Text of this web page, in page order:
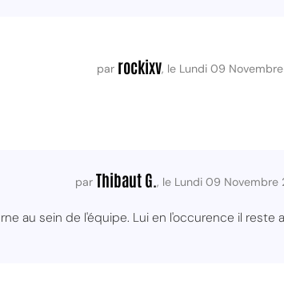
par rockixv, le Lundi 09
par Thibaut G. , le Lundi 09
au sein de l'équipe. Lui en l'occurence il reste